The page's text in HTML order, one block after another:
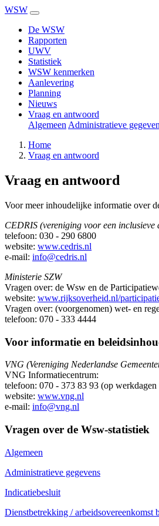
WSW
De WSW
Rapporten
UWV
Statistiek
WSW kenmerken
Aanlevering
Planning
Nieuws
Vraag en antwoord
Algemeen Administratieve
Home
Vraag en antwoord
Vraag en antwoord
Voor meer inhoudelijke informatie over
CEDRIS (vereniging voor een inclusieve
telefoon: 030 - 290 6800
website: www.cedris.nl
e-mail: info@cedris.nl
Ministerie SZW
Vragen over: de Wsw en de
website: www.rijksoverheid.nl/
Vragen over: (voorgenomen) wet- en
telefoon: 070 - 333 4444
Voor informatie en
VNG (Vereniging Nederlandse
VNG Informatiecentrum:
telefoon: 070 - 373 83 93 (op
website: www.vng.nl
e-mail: info@vng.nl
Vragen over de Wsw-statistiek
Algemeen
Administratieve gegevens
Indicatiebesluit
Dienstbetrekking / arbeidsovereenkomst